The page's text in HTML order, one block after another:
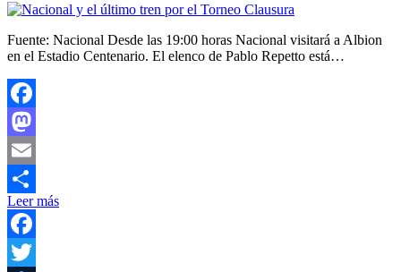
Fuente: Nacional Desde las 19:00 horas Nacional visitará a Albion
en el Estadio Centenario. El elenco de Pablo Repetto está…
Facebook
Mastodon
Email
Compartir
Leer más
Facebook